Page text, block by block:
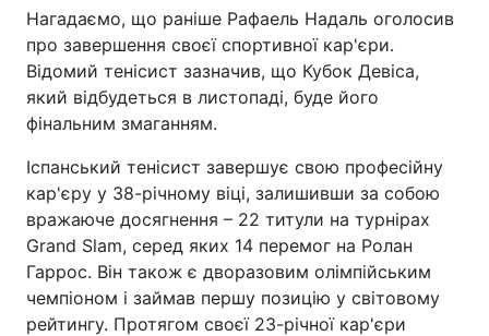
Нагадаємо, що раніше Рафаель Надаль оголосив
про завершення своєї спортивної кар'єри.
Відомий тенісист зазначив, що Кубок Девіса,
який відбудеться в листопаді, буде його
фінальним змаганням.
Іспанський тенісист завершує свою професійну
кар'єру у 38-річному віці, залишивши за собою
вражаюче досягнення – 22 титули на турнірах
Grand Slam, серед яких 14 перемог на Ролан
Гаррос. Він також є дворазовим олімпійським
чемпіоном і займав першу позицію у світовому
рейтингу. Протягом своєї 23-річної кар'єри